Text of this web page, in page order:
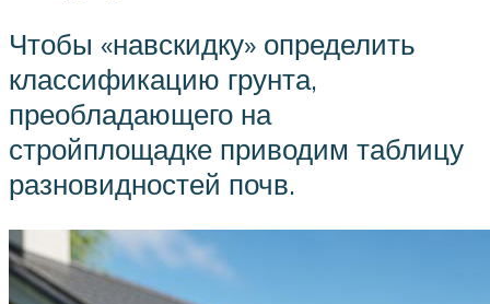
Чтобы «навскидку» определить
классификацию грунта,
преобладающего на
стройплощадке приводим таблицу
разновидностей почв.